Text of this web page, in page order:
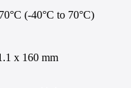
(-40°C to 70°C)
x 160 mm